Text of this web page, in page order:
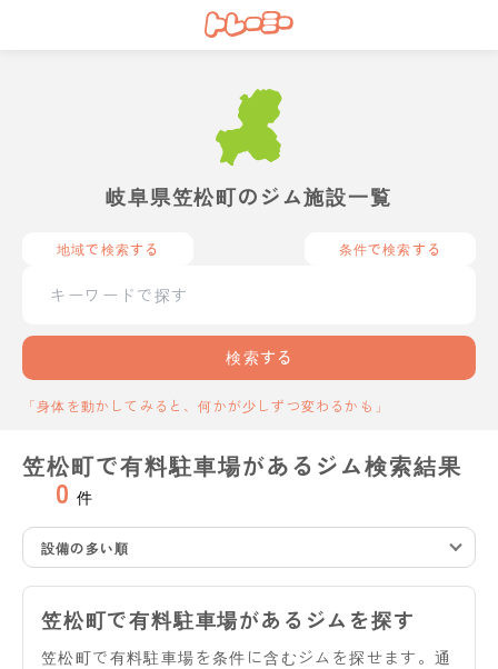
岐阜県笠松町のジム施設一覧
地域で検索する 条件で検索する
検索する
「身体を動かしてみると、何かが少しずつ変わるかも」
笠松町で有料駐車場があるジム検索結果
0 件
設備の多い順
笠松町で有料駐車場があるジムを探す
笠松町で有料駐車場を条件に含むジムを探せます。通